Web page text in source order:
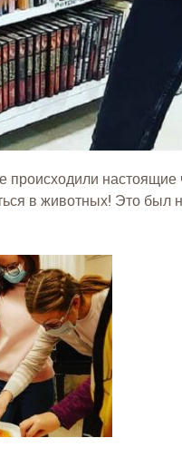
происходили
в животных! Это был